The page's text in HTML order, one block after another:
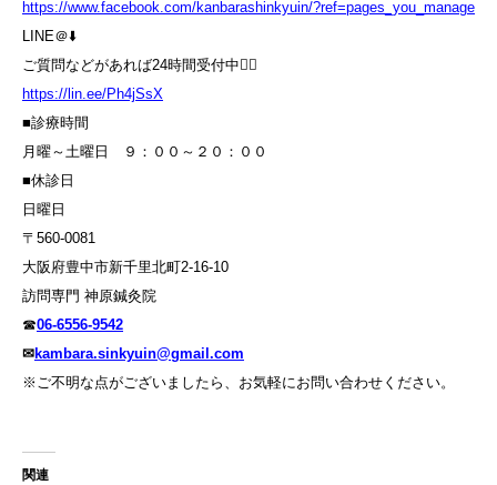
https://www.facebook.com/kanbarashinkyuin/?ref=pages_you_manage
LINE＠⬇️
ご質問などがあれば24時間受付中💁‍♀️
https://lin.ee/Ph4jSsX
■診療時間
月曜～土曜日 ９：００～２０：００
■休診日
日曜日
〒560-0081
大阪府豊中市新千里北町2-16-10
訪問専門 神原鍼灸院
☎06-6556-9542
✉kambara.sinkyuin@gmail.com
※ご不明な点がございましたら、お気軽にお問い合わせください。
関連